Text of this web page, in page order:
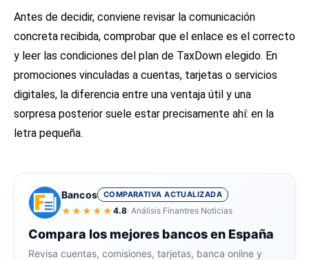
Antes de decidir, conviene revisar la comunicación
concreta recibida, comprobar que el enlace es el correcto
y leer las condiciones del plan de TaxDown elegido. En
promociones vinculadas a cuentas, tarjetas o servicios
digitales, la diferencia entre una ventaja útil y una
sorpresa posterior suele estar precisamente ahí: en la
letra pequeña.
Bancos COMPARATIVA ACTUALIZADA
★★★★★ 4.8· Análisis Finantres Noticias
Compara los mejores bancos en España
Revisa cuentas, comisiones, tarjetas, banca online y